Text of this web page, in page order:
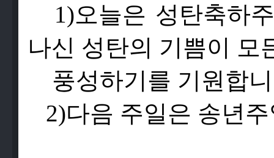
1)오늘은 성 탄축하주
나신 성 탄의 기쁨이 모
풍성하기를 기 원 합니
2)다음 주일은 송년주